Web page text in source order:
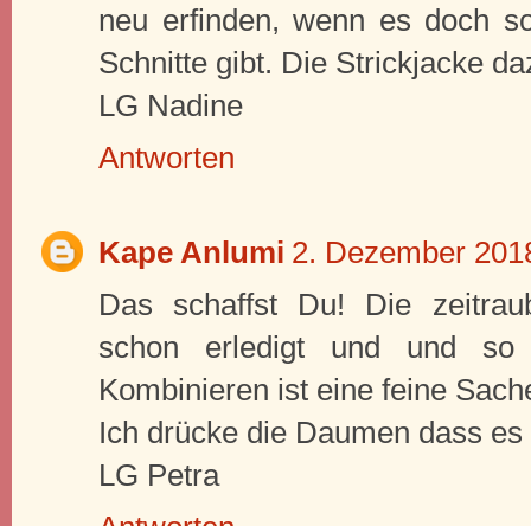
neu erfinden, wenn es doch
Schnitte gibt. Die Strickjacke
LG Nadine
Antworten
Kape Anlumi 2. Dezember
Das schaffst Du! Die
schon erledigt und und
Kombinieren ist eine feine
Ich drücke die Daumen dass
LG Petra